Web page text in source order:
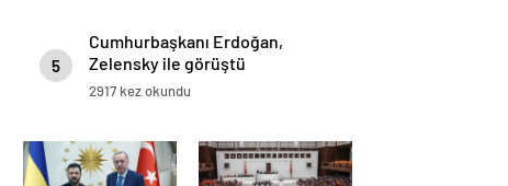
5
Cumhurbaşkanı Erdoğan,
Zelensky ile görüştü
2917 kez okundu